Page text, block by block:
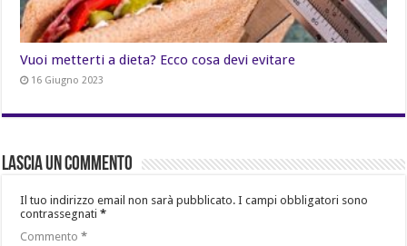
Vuoi metterti a dieta? Ecco cosa devi evitare
16 Giugno 2023
Lascia un commento
Il tuo indirizzo email non sarà pubblicato. I campi obbligatori sono
contrassegnati*
Commento*